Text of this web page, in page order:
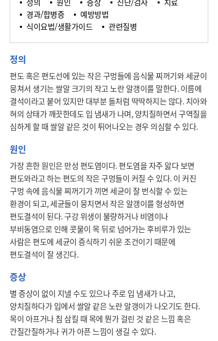
경과/합병증
예방방법
식이요법/생활가이드
관련질병
정의
편도 혹은 편도선에 있는 작은 구멍들에 음식물 찌꺼기와 세균이
뭉쳐서 생기는 쌀알 크기의 작고 노란 알갱이를 말한다. 이름에
결석이라고 붙어 있지만 대부분 돌처럼 딱딱하지는 않다. 치아와
혀의 상태가 깨끗한데도 입 냄새가 나며, 양치질하면서 구역질을
심하게 할 때 쌀알 같은 것이 튀어나오는 경우 의심할 수 있다.
원인
가장 흔한 원인은 만성 편도염이다. 편도염을 자주 앓다 보면
편도와라고 하는 편도의 작은 구멍들이 커질 수 있다. 이 커진
구멍 속에 음식물 찌꺼기가 끼면 세균이 잘 번식할 수 있는
환경이 되고, 세균들이 뭉치면서 작은 알갱이를 형성하면
편도결석이 된다. 구강 위생이 불량하거나 비염이나
부비동염으로 인해 콧물이 목 뒤로 넘어가는 후비루가 있는
사람은 편도에 세균이 증식하기 쉬운 조건이기 때문에
편도결석이 잘 생긴다.
증상
별 증상이 없이 지낼 수도 있으나 주로 입 냄새가 나고,
양치질하다가 입에서 쌀알 같은 노란 알갱이가 나오기도 한다.
목이 아프거나 침 삼킬 때 목에 뭔가 걸린 것 같은 느낌 혹은
간질간질하거나 귀가 아픈 느낌이 생길 수 있다.